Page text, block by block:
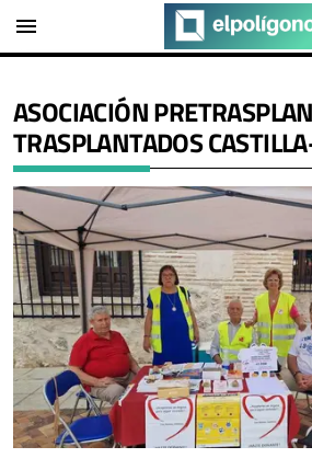
menu
ASOCIACIÓN
TRASPLANTADOS